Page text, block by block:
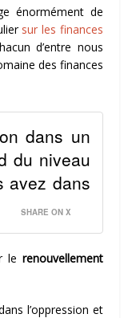
énormément de
sur les finances
d’entre nous
des finances
dans un
du niveau
avez dans
SHARE ON X
le renouvellement
l’oppression et